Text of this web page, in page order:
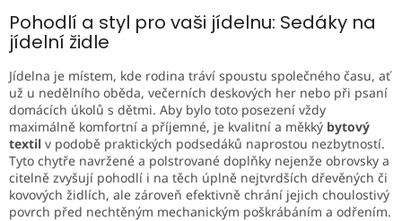
a
p
r
v
k
y
v
ý
p
i
v
á
Pohodlí a styl pro vaši jídelnu: Sedáky na
jídelní židle
Jídelna je místem, kde rodina tráví spoustu společného času, ať
už u nedělního oběda, večerních deskových her nebo při psaní
domácích úkolů s dětmi. Aby bylo toto posezení vždy
maximálně komfortní a příjemné, je kvalitní a měkký bytový
textil v podobě praktických podsedáků naprostou nezbytností.
Tyto chytře navržené a polstrované doplňky nejenže obrovsky a
citelně zvyšují pohodlí i na těch úplně nejtvrdších dřevěných či
kovových židlích, ale zároveň efektivně chrání jejich choulostivý
povrch před nechtěným mechanickým poškrábáním a odřením.